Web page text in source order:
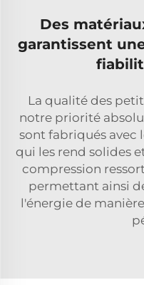
Des
garantissent
La qualité des
notre priorité
sont fabriqués avec
qui les rend solides
compression
permettant ainsi
l'énergie de